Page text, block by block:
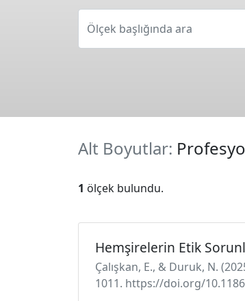
Ölçek başlığında ara
Alt Boyutlar:
1 ölçek bulundu.
Hemşirelerin Etik
Çalışkan, E., & Duruk, N.
1011. https://doi.org/